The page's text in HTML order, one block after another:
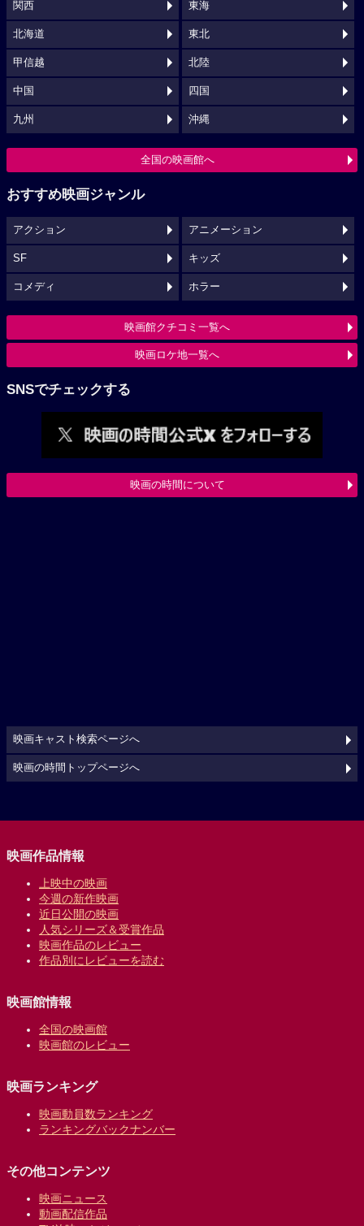
関西 東海
北海道 東北
甲信越 北陸
中国 四国
九州 沖縄
全国の映画館へ
おすすめ映画ジャンル
アクション アニメーション
SF キッズ
コメディ ホラー
映画館クチコミ一覧へ
映画ロケ地一覧へ
SNSでチェックする
映画の時間について
映画キャスト検索ページへ
映画の時間トップページへ
映画作品情報
上映中の映画
今週の新作映画
近日公開の映画
人気シリーズ＆受賞作品
映画作品のレビュー
作品別にレビューを読む
映画館情報
全国の映画館
映画館のレビュー
映画ランキング
映画動員数ランキング
ランキングバックナンバー
その他コンテンツ
映画ニュース
動画配信作品